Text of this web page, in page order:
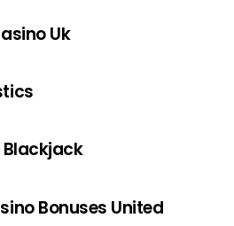
Uk
Blackjack
Bonuses United